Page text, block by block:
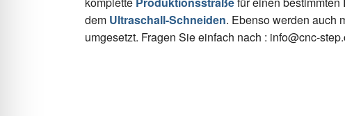
dem Ultraschall-Schneiden. Ebenso werden auch
umgesetzt. Fragen Sie einfach nach : info@cnc-